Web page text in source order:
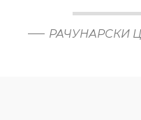
РАЧУНАРСКИ